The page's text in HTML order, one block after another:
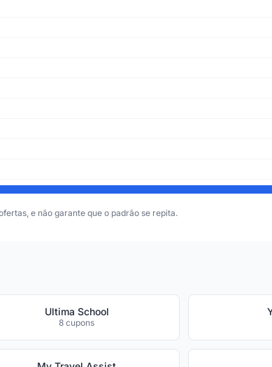
e não garante que o padrão se repita.
Ultima School
8 cupons